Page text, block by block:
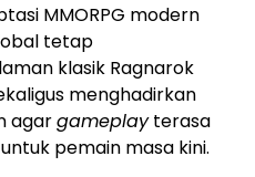
MMORPG modern
tetap
klasik Ragnarok
menghadirkan
agargameplayterasa
pemain masa kini.